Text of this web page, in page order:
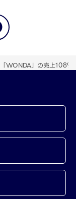
WONDA」の売上108％